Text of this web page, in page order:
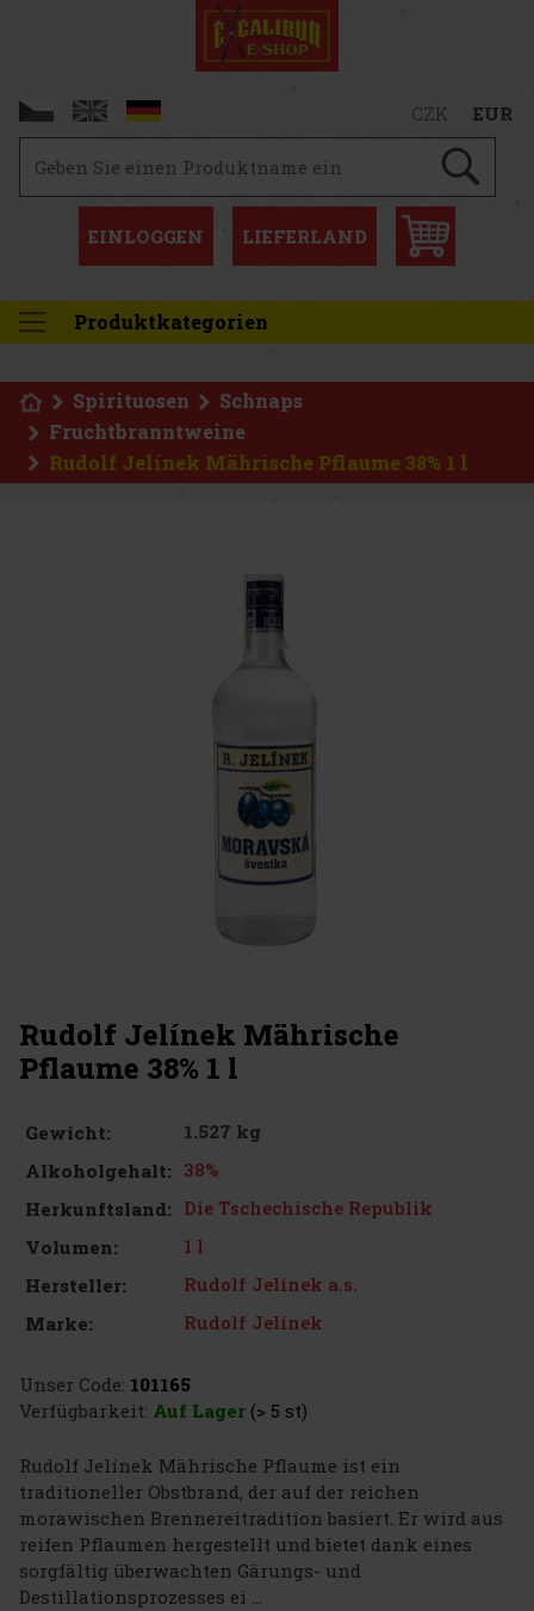
CZK EUR
EINLOGGEN LIEFERLAND
Produktkategorien
Spirituosen
Schnaps
Fruchtbranntweine
Rudolf Jelínek Mährische Pflaume 38% 1 l
Rudolf Jelínek Mährische
Pflaume 38% 1 l
Gewicht:
1.527 kg
Alkoholgehalt: 38%
Herkunftsland: Die Tschechische Republik
Volumen:
1 l
Hersteller:
Rudolf Jelínek a.s.
Marke:
Rudolf Jelínek
Unser Code: 101165
Verfügbarkeit: Auf Lager (> 5 st)
Rudolf Jelínek Mährische Pflaume ist ein
traditioneller Obstbrand, der auf der reichen
morawischen Brennereitradition basiert. Er wird aus
reifen Pflaumen hergestellt und bietet dank eines
sorgfältig überwachten Gärungs- und
Destillationsprozesses ei ...